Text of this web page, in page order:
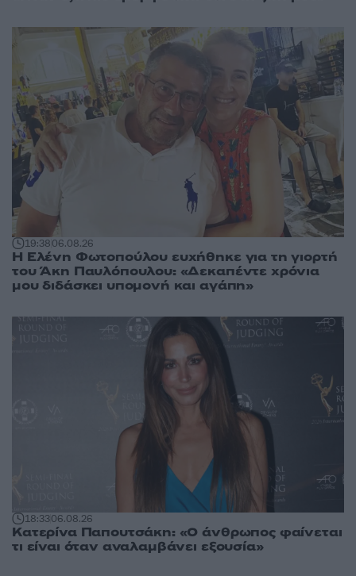
19:3806.08.26
Η Ελένη Φωτοπούλου ευχήθηκε για τη γιορτή
του Άκη Παυλόπουλου: «Δεκαπέντε χρόνια
μου διδάσκει υπομονή και αγάπη»
18:3306.08.26
Κατερίνα Παπουτσάκη: «Ο άνθρωπος φαίνεται
τι είναι όταν αναλαμβάνει εξουσία»